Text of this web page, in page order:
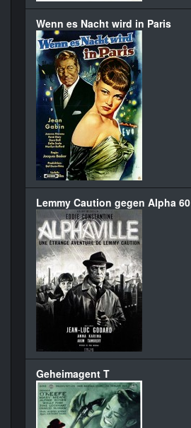
Wenn es Nacht wird in Paris
Lemmy Caution gegen Alpha 60
Geheimagent T